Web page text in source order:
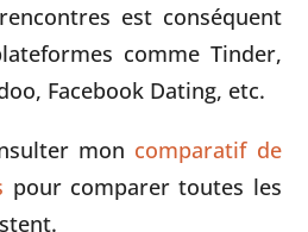
est conséquent
comme Tinder,
Facebook Dating, etc.
mon comparatif de
pour comparer toutes les